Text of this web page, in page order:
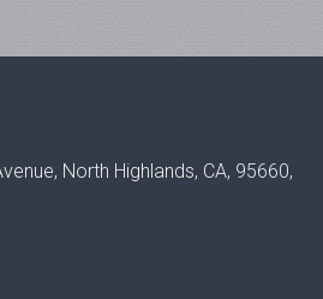
North Highlands, CA, 95660,